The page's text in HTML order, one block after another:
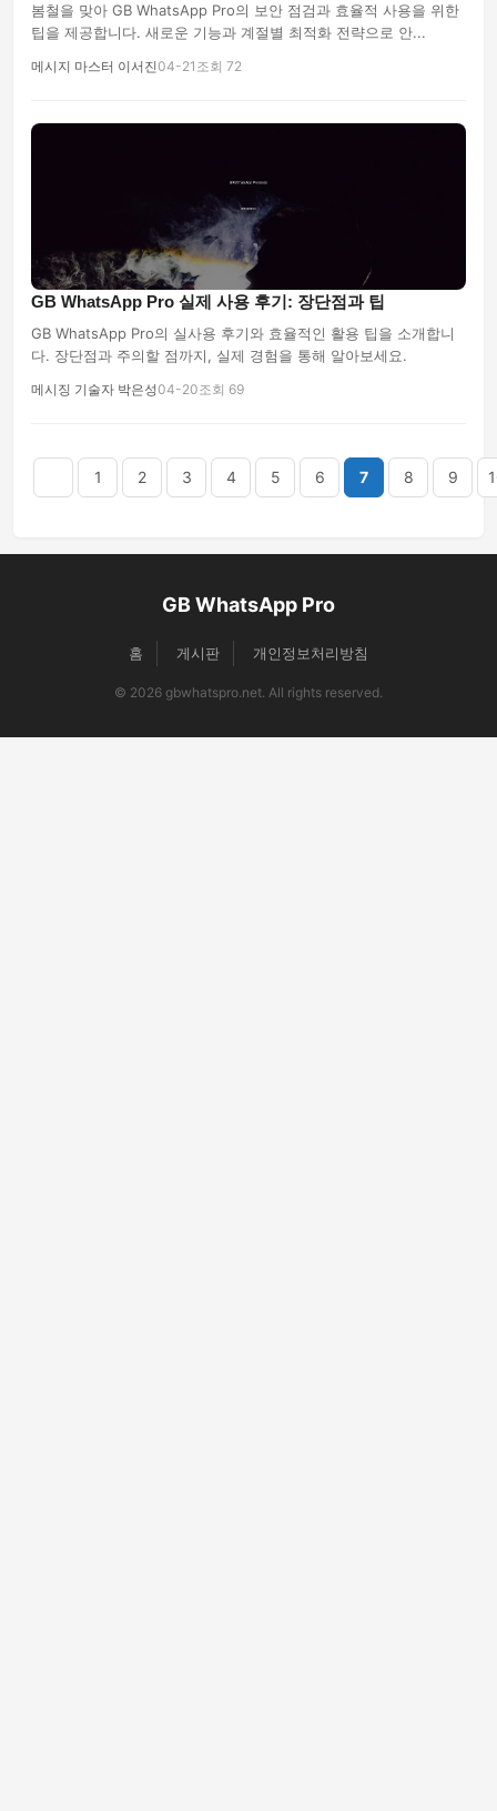
봄철을 맞아 GB WhatsApp Pro의 보안 점검과 효율적 사용을 위한
팁을 제공합니다. 새로운 기능과 계절별 최적화 전략으로 안...
메시지 마스터 이서진04-21 조회 72
GB WhatsApp Pro 실제 사용 후기: 장단점과 팁
GB WhatsApp Pro의 실사용 후기와 효율적인 활용 팁을 소개합니
다. 장단점과 주의할 점까지, 실제 경험을 통해 알아보세요.
메시징 기술자 박은성04-20조회 69
1 2 3 4 5 6 7 8 9
GB WhatsApp Pro
홈 게시판 개인정보처리방침
© 2026 gbwhatspro.net. All rights reserved.